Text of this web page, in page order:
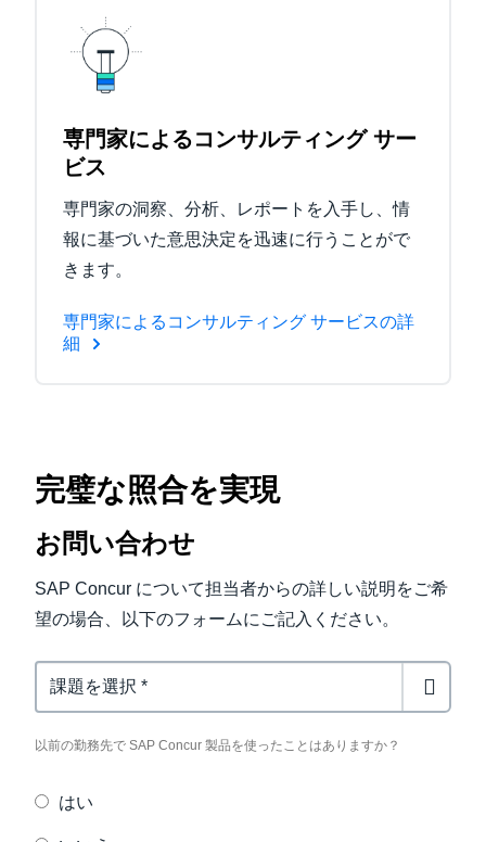
専門家によるコンサルティング サー
ビス
専門家の洞察、分析、レポートを入手し、情
報に基づいた意思決定を迅速に行うことがで
きます。
専門家によるコンサルティング サービスの詳
細
完璧な照合を実現
お問い合わせ
SAP Concur について担当者からの詳しい説明をご希
望の場合、以下のフォームにご記入ください。
Previous Concur User
以前の勤務先で SAP Concur 製品を使ったことはありますか？
はい